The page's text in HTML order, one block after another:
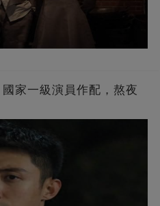
家一級演員作配，熬夜